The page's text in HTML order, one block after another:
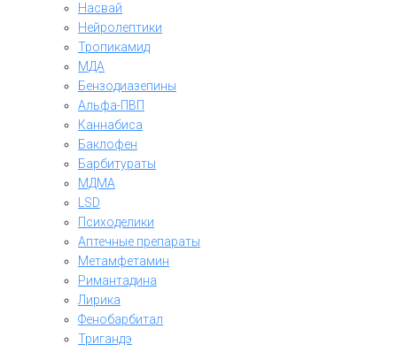
Насвай
Нейролептики
Тропикамид
МДА
Бензодиазепины
Альфа-ПВП
Каннабиса
Баклофен
Барбитураты
МДМА
LSD
Психоделики
Аптечные препараты
Метамфетамин
Римантадина
Лирика
Фенобарбитал
Тригандэ